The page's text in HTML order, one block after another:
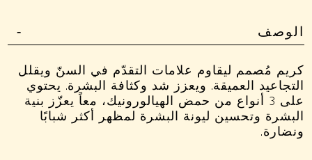
الوصف
كريم مُصمم ليقاوم علامات التقدّم في السنّ ويقلل
التجاعيد العميقة. ويعزز شد وكثافة البشرة. يحتوي
على 3 أنواع من حمض الهيالورونيك، معاً يعزّز بنية
البشرة وتحسين ليونة البشرة لمظهر أكثر شبابًا
ونضارة.